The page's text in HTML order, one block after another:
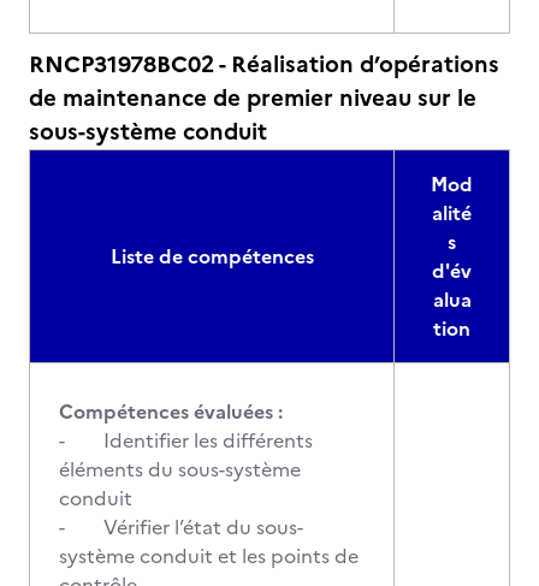
RNCP31978BC02 - Réalisation d’opérations
de maintenance de premier niveau sur le
sous-système conduit
Liste de compétences
Mod
alité
s
d'év
alua
tion
Compétences évaluées :
- Identifier les différents
éléments du sous-système
conduit
- Vérifier l’état du sous-
système conduit et les points de